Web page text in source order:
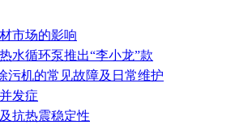
市场的影响
水循环泵推出“李小龙”款
污机的常见故障及日常维护
发症
抗热震稳定性